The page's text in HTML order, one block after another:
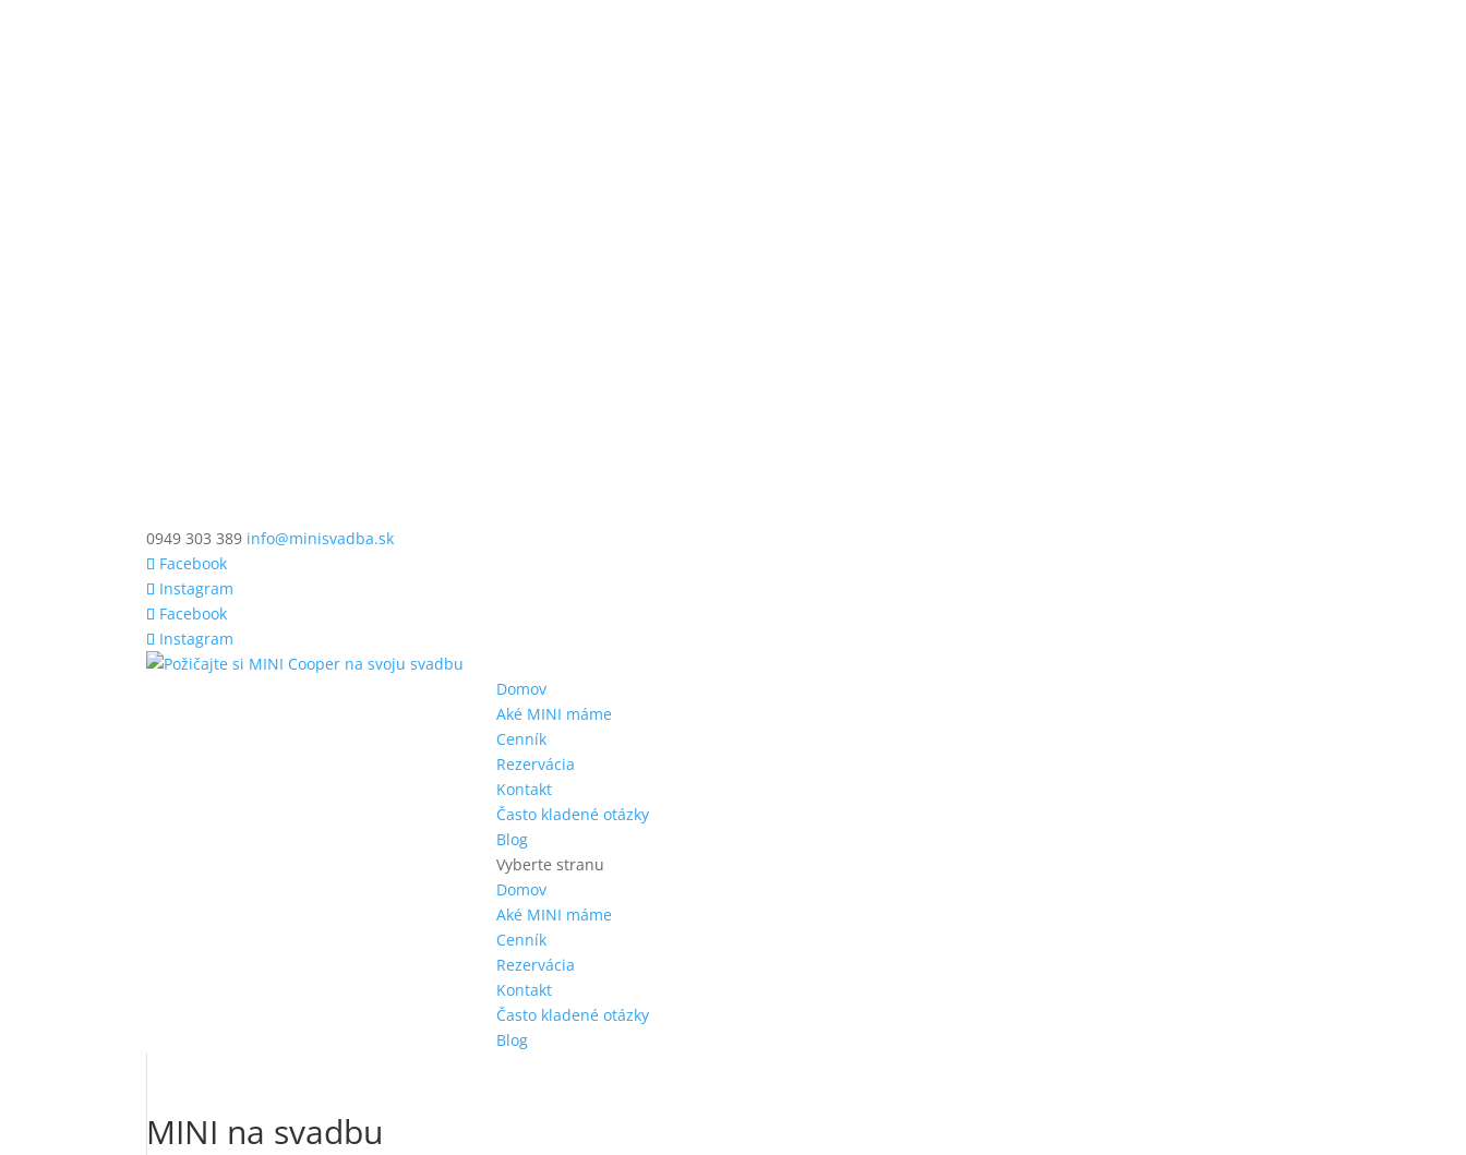
0949 303 389 info@minisvadba.sk
Facebook
Instagram
Facebook
Instagram
Domov
Aké MINI máme
Cenník
Rezervácia
Kontakt
Často kladené otázky
Blog
Vyberte stranu
Domov
Aké MINI máme
Cenník
Rezervácia
Kontakt
Často kladené otázky
Blog
MINI na svadbu